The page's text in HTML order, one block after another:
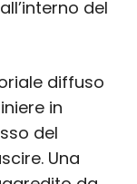
del
diffuso
in
del
Una